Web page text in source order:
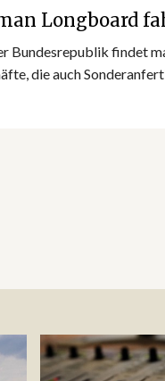
Longboard
Bundesrepublik findet
die auch